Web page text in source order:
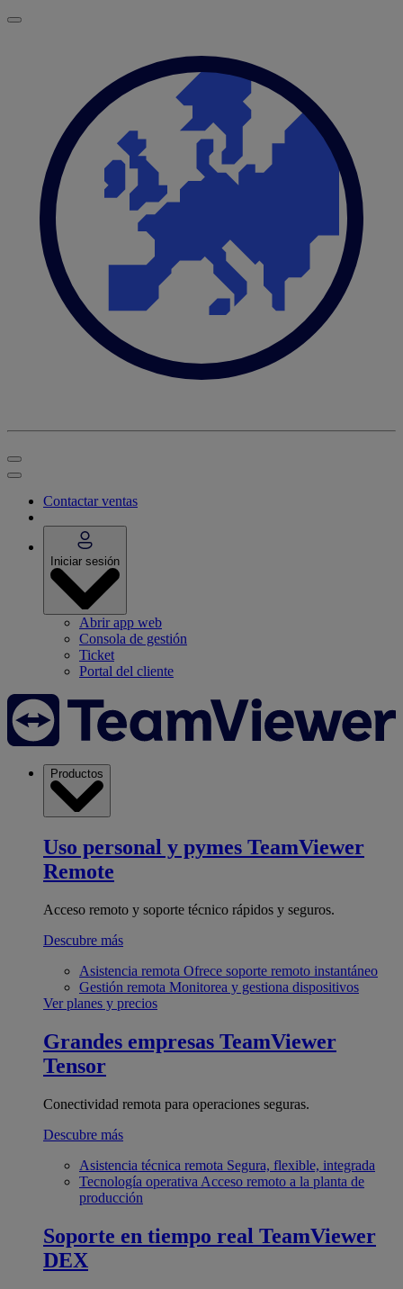
Contactar ventas
Iniciar sesión
Abrir app web
Consola de gestión
Ticket
Portal del cliente
Productos
Uso personal y pymes TeamViewer
Remote
Acceso remoto y soporte técnico rápidos y seguros.
Descubre más
Asistencia remota Ofrece soporte remoto instantáneo
Gestión remota Monitorea y gestiona dispositivos
Ver planes y precios
Grandes empresas TeamViewer
Tensor
Conectividad remota para operaciones seguras.
Descubre más
Asistencia técnica remota Segura, flexible, integrada
Tecnología operativa Acceso remoto a la planta de
producción
Soporte en tiempo real TeamViewer
DEX